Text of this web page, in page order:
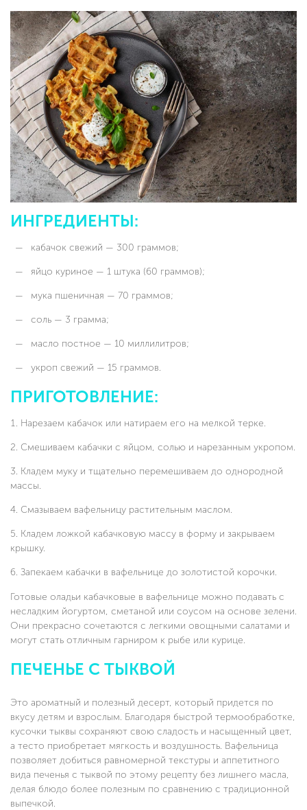
ИНГРЕДИЕНТЫ:
кабачок свежий — 300 граммов;
яйцо куриное — 1 штука (60 граммов);
мука пшеничная — 70 граммов;
соль — 3 грамма;
масло постное — 10 миллилитров;
укроп свежий — 15 граммов.
ПРИГОТОВЛЕНИЕ:
Нарезаем кабачок или натираем его на мелкой терке.
Смешиваем кабачки с яйцом, солью и нарезанным укропом.
Кладем муку и тщательно перемешиваем до однородной
массы.
Смазываем вафельницу растительным маслом.
Кладем ложкой кабачковую массу в форму и закрываем
крышку.
Запекаем кабачки в вафельнице до золотистой корочки.
Готовые оладьи кабачковые в вафельнице можно подавать с
несладким йогуртом, сметаной или соусом на основе зелени.
Они прекрасно сочетаются с легкими овощными салатами и
могут стать отличным гарниром к рыбе или курице.
ПЕЧЕНЬЕ С ТЫКВОЙ
Это ароматный и полезный десерт, который придется по
вкусу детям и взрослым. Благодаря быстрой термообработке,
кусочки тыквы сохраняют свою сладость и насыщенный цвет,
а тесто приобретает мягкость и воздушность. Вафельница
позволяет добиться равномерной текстуры и аппетитного
вида печенья с тыквой по этому рецепту без лишнего масла,
делая блюдо более полезным по сравнению с традиционной
выпечкой.